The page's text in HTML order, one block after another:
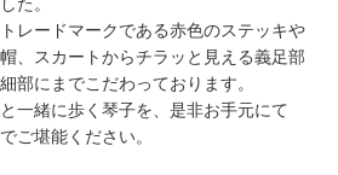
た。
レードマークである赤色のステッキや
、スカートからチラッと見える義足部
部にまでこだわっております。
一緒に歩く琴子を、是非お手元にて
ご堪能ください。